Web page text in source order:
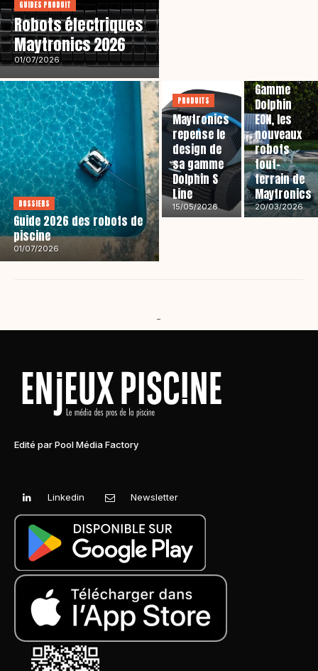
GUIDES PRODUIT
Robots électriques
Maytronics 2026
01/07/2026
DOSSIERS
Guide 2026 des robots de
piscine
01/07/2026
PRODUITS
Maytronics
repense le
design de
sa gamme
Dolphin S
Line
15/05/2026
Gamme
Dolphin
EON, les
nouveaux
robots
tout-
terrain de
Maytronics
20/03/2026
-
Edité par Pool Média Factory
Linkedin Newsletter